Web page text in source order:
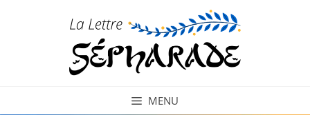
MENU